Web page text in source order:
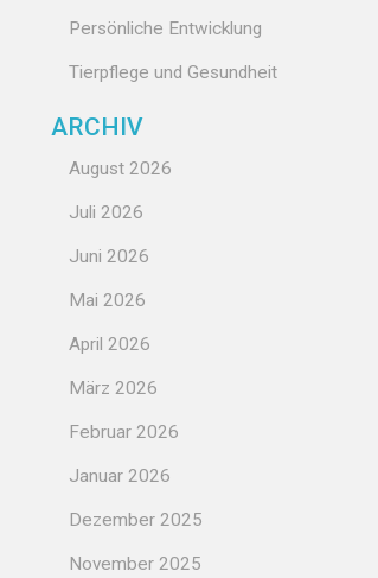
Persönliche Entwicklung
Tierpflege und Gesundheit
ARCHIV
August 2026
Juli 2026
Juni 2026
Mai 2026
April 2026
März 2026
Februar 2026
Januar 2026
Dezember 2025
November 2025